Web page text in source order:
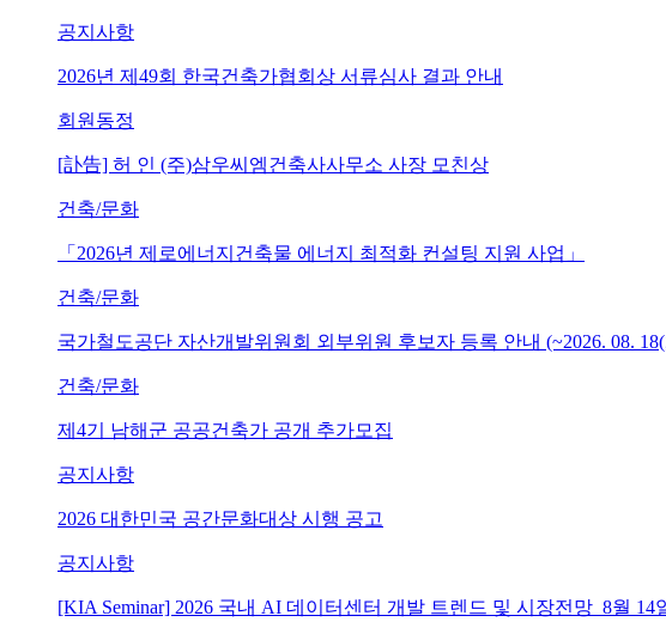
공지사항
2026년 제49회 한국건축가협회상 서류심사 결과 안내
회원동정
[訃告] 허 인 (주)삼우씨엠건축사사무소 사장 모친상
건축/문화
「2026년 제로에너지건축물 에너지 최적화 컨설팅 지원 사업」
건축/문화
국가철도공단 자산개발위원회 외부위원 후보자 등록 안내 (~2026. 08.
건축/문화
제4기 남해군 공공건축가 공개 추가모집
공지사항
2026 대한민국 공간문화대상 시행 공고
공지사항
[KIA Seminar] 2026 국내 AI 데이터센터 개발 트렌드 및 시장전망_8월 14